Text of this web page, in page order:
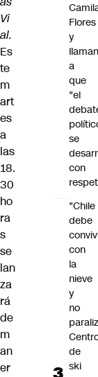
Vi
al.
Es
te
m
art
es
a
las
18.
30
ho
ra
s
se
lan
za
rá
de
m
an
er
Flores
y
llaman
a
que
"el
se
con
"Chile
debe
con
la
nieve
y
no
de
ski